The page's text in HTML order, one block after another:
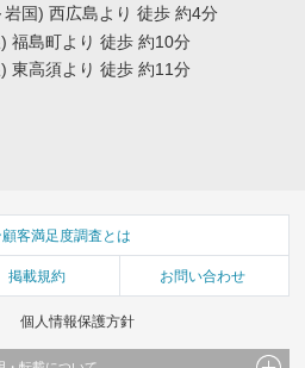
国) 西広島より 徒歩 約4分
福島町より 徒歩 約10分
東高須より 徒歩 約11分
客満足度調査とは
掲載規約 お問い合わせ
個人情報保護方針